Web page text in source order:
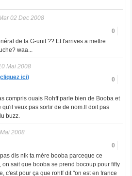
02 Dec 2008
0
de la G-unit ?? Et t'arrives a mettre
waa...
Mai 2008
0
ici)
compris ouais Rohff parle bien de Booba et
qu'il veux pas sortir de de nom.Il doit pas
buzz.
2008
0
dis nik ta mère booba parceque ce
on sait que booba se prend bocoup pour fifty
c'est pour ça que rohff dit "on est en france